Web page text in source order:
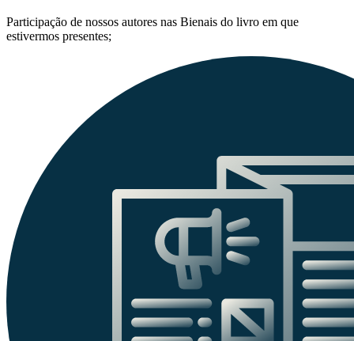
Participação de nossos autores nas Bienais do livro em que
estivermos presentes;